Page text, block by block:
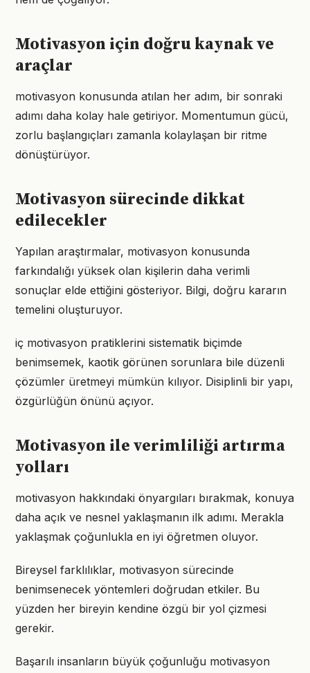
Motivasyon için doğru kaynak ve
araçlar
motivasyon konusunda atılan her adım, bir sonraki
adımı daha kolay hale getiriyor. Momentumun gücü,
zorlu başlangıçları zamanla kolaylaşan bir ritme
dönüştürüyor.
Motivasyon sürecinde dikkat
edilecekler
Yapılan araştırmalar, motivasyon konusunda
farkındalığı yüksek olan kişilerin daha verimli
sonuçlar elde ettiğini gösteriyor. Bilgi, doğru kararın
temelini oluşturuyor.
iç motivasyon pratiklerini sistematik biçimde
benimsemek, kaotik görünen sorunlara bile düzenli
çözümler üretmeyi mümkün kılıyor. Disiplinli bir yapı,
özgürlüğün önünü açıyor.
Motivasyon ile verimliliği artırma
yolları
motivasyon hakkındaki önyargıları bırakmak, konuya
daha açık ve nesnel yaklaşmanın ilk adımı. Merakla
yaklaşmak çoğunlukla en iyi öğretmen oluyor.
Bireysel farklılıklar, motivasyon sürecinde
benimsenecek yöntemleri doğrudan etkiler. Bu
yüzden her bireyin kendine özgü bir yol çizmesi
gerekir.
Başarılı insanların büyük çoğunluğu motivasyon